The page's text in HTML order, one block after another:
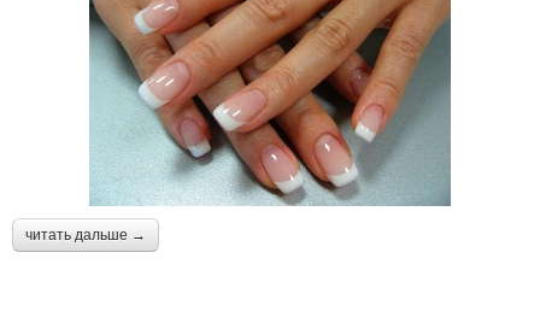
читать дальше →